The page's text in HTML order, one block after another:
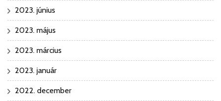
2023. június
2023. május
2023. március
2023. január
2022. december